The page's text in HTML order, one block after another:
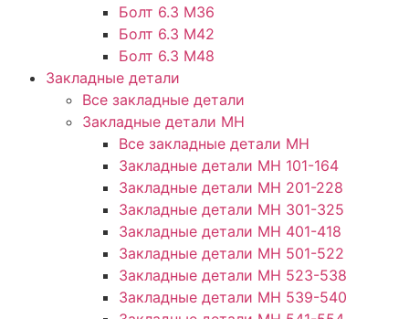
Болт 6.3 М36
Болт 6.3 М42
Болт 6.3 М48
Закладные детали
Все закладные детали
Закладные детали МН
Все закладные детали МН
Закладные детали МН 101-164
Закладные детали МН 201-228
Закладные детали МН 301-325
Закладные детали МН 401-418
Закладные детали МН 501-522
Закладные детали МН 523-538
Закладные детали МН 539-540